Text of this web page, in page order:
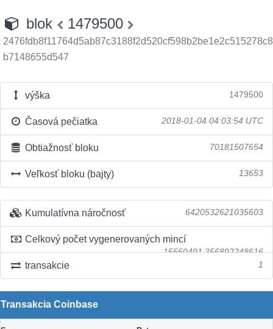
blok 1479500
2476fdb8f11764d5ab87c3188f2d520cf598b2be1e2c515278c8
b7148655d547
výška 1479500
Časová pečiatka 2018-01-04 04:03:54 UTC
Obtiažnosť bloku 70181507654
Veľkosť bloku (bajty) 13653
Kumulatívna náročnosť 6420532621035603
Celkový počet vygenerovaných mincí
15560491.356892248616
transakcie 1
Transakcia Coinbase